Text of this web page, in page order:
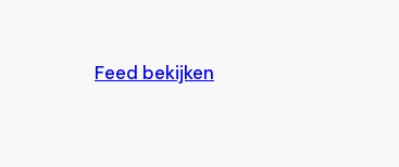
Feed bekijken